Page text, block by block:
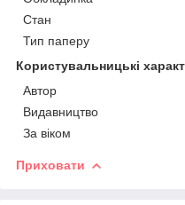
Стан
Тип паперу
Користувальницькі
Автор
Видавництво
За віком
Приховати